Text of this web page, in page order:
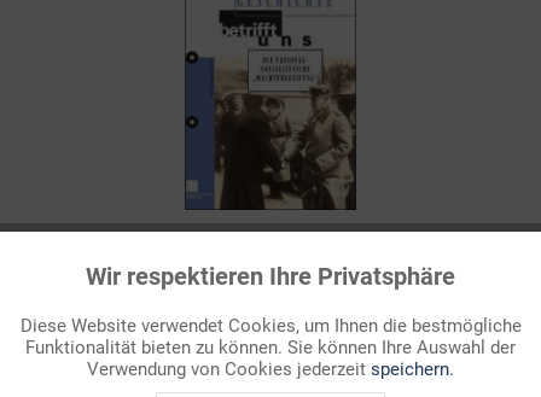
Für Sie als Mitglied entspricht dies 19,40 Euro.
Themenbereich
1900-1945
Funktionale Aktiv
Marketing Inaktiv
Wir respektieren Ihre Privatsphäre
Diese Website verwendet Cookies, um Ihnen die bestmögliche
Funktionalität bieten zu können. Sie können Ihre Auswahl der
Verwendung von Cookies jederzeit speichern.